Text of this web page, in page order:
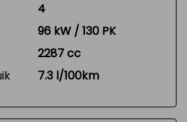
4
96 kW / 130 PK
2287 cc
7.3 l/100km